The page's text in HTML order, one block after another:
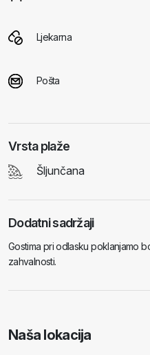
Ljekarna
Pošta
Vrsta plaže
Šljunčana
Dodatni sadržaji
Gostima pri odlasku poklanjamo
zahvalnosti.
Naša lokacija